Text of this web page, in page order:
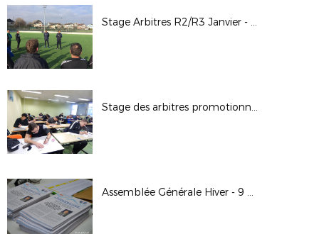
Stage Arbitres R2/R3 Janvier - Février 2018
Stage des arbitres promotionnels FFF
Assemblée Générale Hiver - 9 décembre 2017